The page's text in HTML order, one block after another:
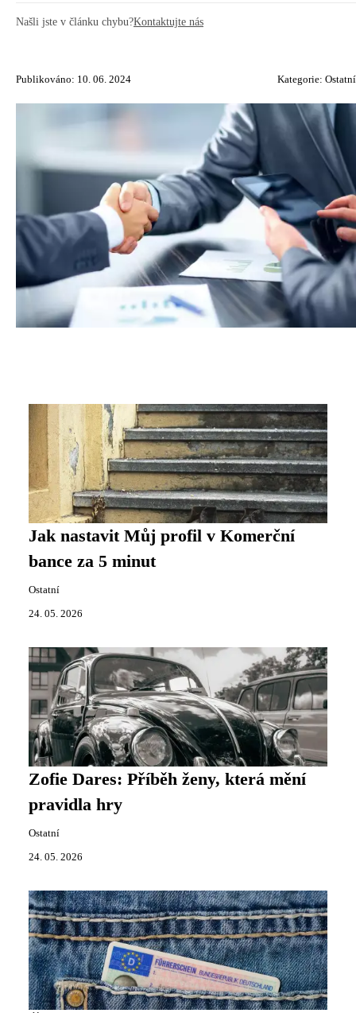
Našli jste v článku chybu?Kontaktujte nás
Publikováno: 10. 06. 2024 Kategorie: Ostatní
Jak nastavit Můj profil v Komerční
bance za 5 minut
Ostatní
24. 05. 2026
Zofie Dares: Příběh ženy, která mění
pravidla hry
Ostatní
24. 05. 2026